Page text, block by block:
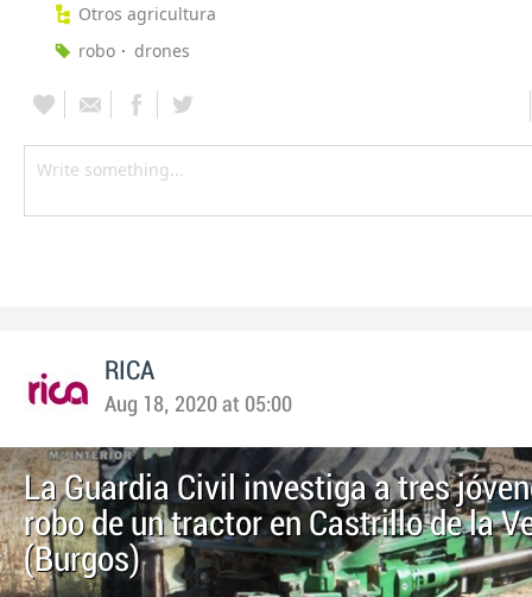
Otros agricultura
robo
drones
RICA
Aug 18, 2020 at 05:00
La Guardia Civil investiga a tres
robo de un tractor en Castrillo de la
(Burgos)